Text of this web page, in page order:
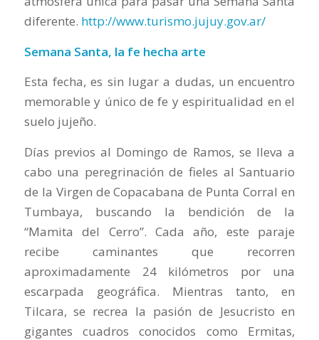
diferente. http://www.turismo.jujuy.gov.ar/
Semana Santa, la fe hecha arte
Esta fecha, es sin lugar a dudas, un encuentro
memorable y único de fe y espiritualidad en el
suelo jujeño.
Días previos al Domingo de Ramos, se lleva a
cabo una peregrinación de fieles al Santuario
de la Virgen de Copacabana de Punta Corral en
Tumbaya, buscando la bendición de la
“Mamita del Cerro”. Cada año, este paraje
recibe caminantes que recorren
aproximadamente 24 kilómetros por una
escarpada geográfica. Mientras tanto, en
Tilcara, se recrea la pasión de Jesucristo en
gigantes cuadros conocidos como Ermitas,